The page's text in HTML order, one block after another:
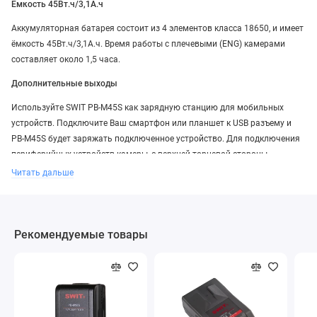
Ёмкость 45Вт.ч/3,1А.ч
Аккумуляторная батарея состоит из 4 элементов класса 18650, и имеет
ёмкость 45Вт.ч/3,1А.ч. Время работы с плечевыми (ENG) камерами
составляет около 1,5 часа.
Дополнительные выходы
Используйте SWIT PB-M45S как зарядную станцию для мобильных
устройств. Подключите Ваш смартфон или планшет к USB разъему и
PB-M45S будет заряжать подключенное устройство. Для подключения
периферийных устройств камеры, с верхней торцевой стороны
аккумулятора расположено гнездо D-tap с номинальным выходным
заряда. Если оставшаяся мощность батареи составляет менее 10%,
последний светодиод будет мигать, автоматически напоминая о смене
аккумулятора.
Читать дальше
Рекомендуемые товары